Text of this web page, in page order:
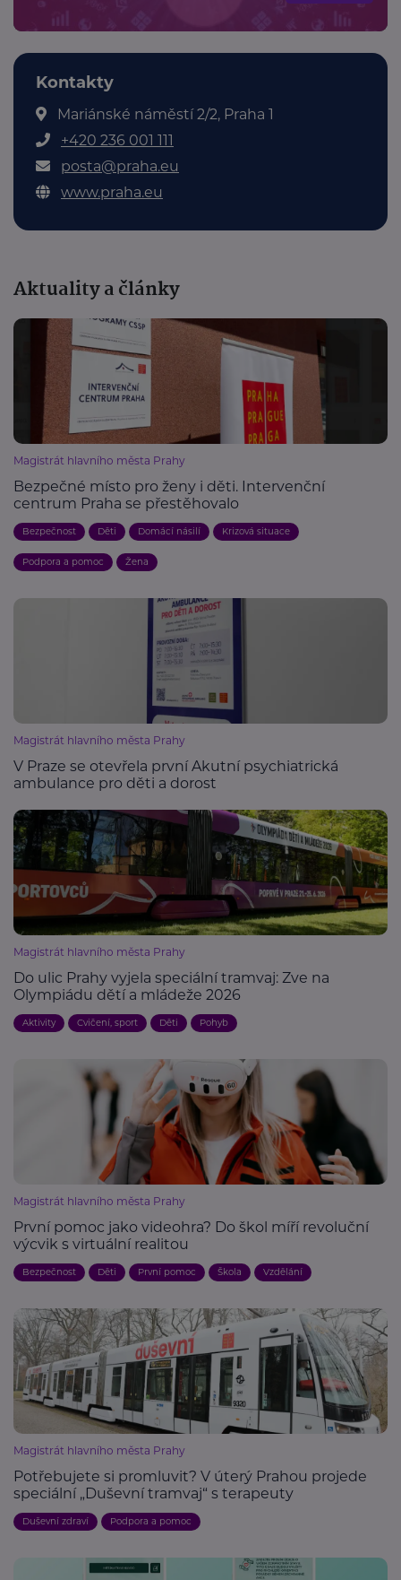
Kontakty
Mariánské náměstí 2/2, Praha 1
+420 236 001 111
posta@praha.eu
www.praha.eu
Aktuality a články
Magistrát hlavního města Prahy
Bezpečné místo pro ženy i děti. Intervenční
centrum Praha se přestěhovalo
Bezpečnost Děti Domácí násilí Krizová situace
Podpora a pomoc Žena
Magistrát hlavního města Prahy
V Praze se otevřela první Akutní psychiatrická
ambulance pro děti a dorost
Magistrát hlavního města Prahy
Do ulic Prahy vyjela speciální tramvaj: Zve na
Olympiádu dětí a mládeže 2026
Aktivity Cvičení, sport Děti Pohyb
Magistrát hlavního města Prahy
První pomoc jako videohra? Do škol míří revoluční
výcvik s virtuální realitou
Bezpečnost Děti První pomoc Škola Vzdělání
Magistrát hlavního města Prahy
Potřebujete si promluvit? V úterý Prahou projede
speciální „Duševní tramvaj“ s terapeuty
Duševní zdraví Podpora a pomoc